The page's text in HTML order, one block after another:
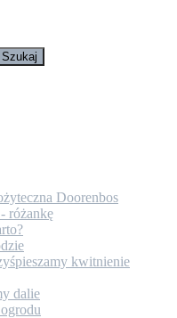
Doorenbos
różankę
kwitnienie
dalie